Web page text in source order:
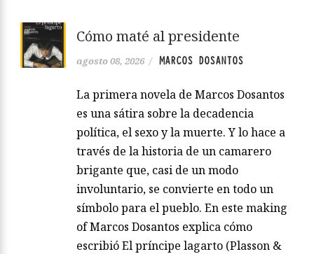
Cómo maté al presidente
agosto 08, 2026 / MARCOS DOSANTOS
La primera novela de Marcos Dosantos
es una sátira sobre la decadencia
política, el sexo y la muerte. Y lo hace a
través de la historia de un camarero
brigante que, casi de un modo
involuntario, se convierte en todo un
símbolo para el pueblo. En este making
of Marcos Dosantos explica cómo
escribió El príncipe lagarto (Plasson &